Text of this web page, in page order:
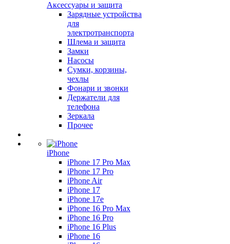
Аксессуары и защита
Зарядные устройства
для
электротранспорта
Шлема и защита
Замки
Насосы
Сумки, корзины,
чехлы
Фонари и звонки
Держатели для
телефона
Зеркала
Прочее
iPhone
iPhone 17 Pro Max
iPhone 17 Pro
iPhone Air
iPhone 17
iPhone 17e
iPhone 16 Pro Max
iPhone 16 Pro
iPhone 16 Plus
iPhone 16